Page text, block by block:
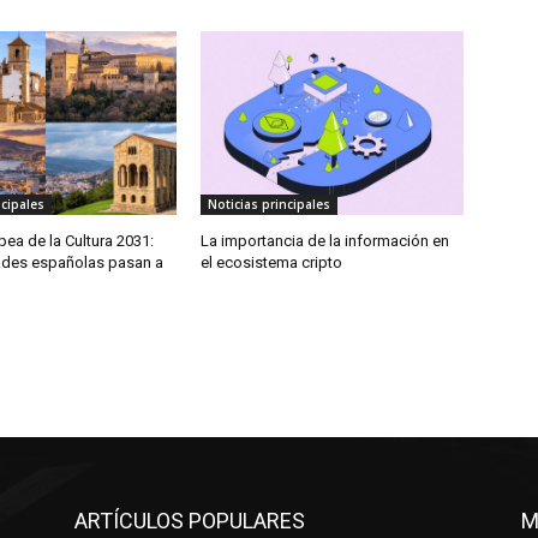
de la Cultura 2031:
españolas pasan a
Noticias principales
La importancia de la información en
el ecosistema cripto
ARTÍCULOS POPULARES